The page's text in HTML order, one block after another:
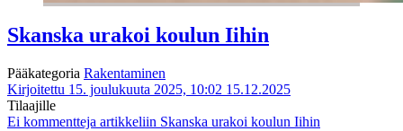
Skanska urakoi koulun Iihin
Pääkategoria Rakentaminen
Kirjoitettu 15. joulukuuta 2025, 10:02 15.12.2025
Tilaajille
Ei kommentteja artikkeliin Skanska urakoi koulun Iihin